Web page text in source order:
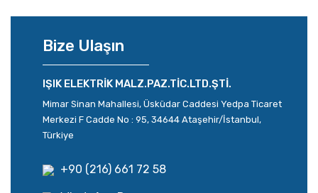
Bize Ulaşın
IŞIK ELEKTRİK MALZ.PAZ.TİC.LTD.ŞTİ.
Mimar Sinan Mahallesi, Üsküdar Caddesi Yedpa Ticaret
Merkezi F Cadde No : 95, 34644 Ataşehir/İstanbul,
Türkiye
+90 (216) 661 72 58